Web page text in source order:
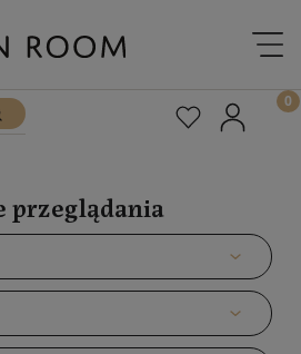
przeglądania